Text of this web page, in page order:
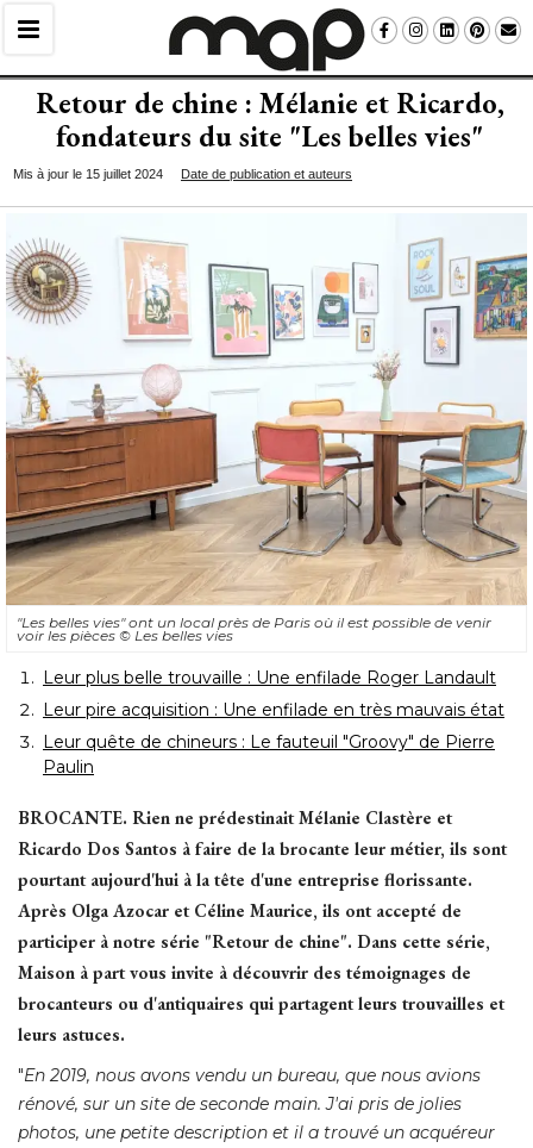
Retour de chine : Mélanie et Ricardo,
fondateurs du site "Les belles vies"
Mis à jour le 15 juillet 2024 Date de publication et auteurs
"Les belles vies" ont un local près de Paris où il est possible de venir
voir les pièces © Les belles vies
Leur plus belle trouvaille : Une enfilade Roger Landault
Leur pire acquisition : Une enfilade en très mauvais état
Leur quête de chineurs : Le fauteuil "Groovy" de Pierre
Paulin
BROCANTE. Rien ne prédestinait Mélanie Clastère et
Ricardo Dos Santos à faire de la brocante leur métier, ils sont
pourtant aujourd'hui à la tête d'une entreprise florissante.
Après Olga Azocar et Céline Maurice, ils ont accepté de
participer à notre série "Retour de chine". Dans cette série,
Maison à part vous invite à découvrir des témoignages de
brocanteurs ou d'antiquaires qui partagent leurs trouvailles et
leurs astuces.
"En 2019, nous avons vendu un bureau, que nous avions
rénové, sur un site de seconde main. J'ai pris de jolies
photos, une petite description et il a trouvé un acquéreur